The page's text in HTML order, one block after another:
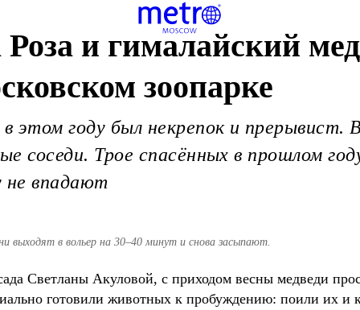
и гималайский
зоопарке
этом году был некрепок и прерывист.
соседи. Трое спасённых в прошлом
не впадают
выходят в вольер на 30–40 минут и снова засыпают.
Светланы Акуловой, с приходом весны медведи
готовили животных к пробуждению: поили их